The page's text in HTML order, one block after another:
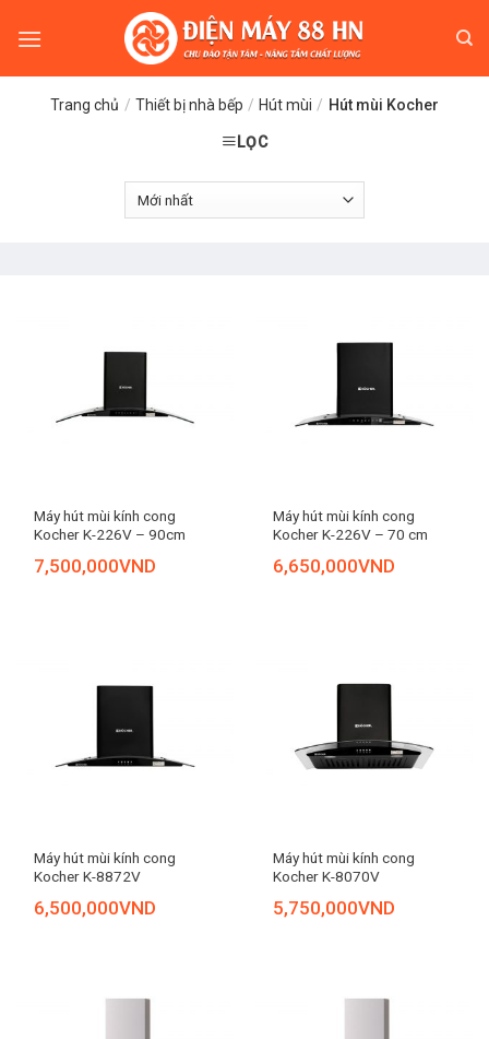
Trang chủ / Thiết bị nhà bếp / Hút mùi / Hút mùi Kocher
LỌC
Máy hút mùi kính cong
Kocher K-226V – 90cm
7,500,000VND
Máy hút mùi kính cong
Kocher K-226V – 70 cm
6,650,000VND
Máy hút mùi kính cong
Kocher K-8872V
6,500,000VND
Máy hút mùi kính cong
Kocher K-8070V
5,750,000VND